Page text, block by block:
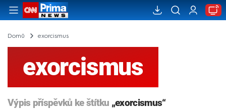
Domů exorcismus
exorcismus
Výpis příspěvků ke štítku „exorcismus“